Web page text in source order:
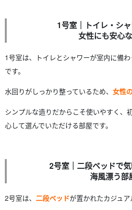
1号室｜トイレ・シ
女性にも安心
1号室は、トイレとシャワーが室内に備
です。
水回りがしっかり整っているため、 女性
シンプルな造りだからこそ使いやすく、
心して選んでいただける部屋です。
2号室｜二段ベッドで
海風漂う部
2号室は、 二段ベッドが置かれたカジュア